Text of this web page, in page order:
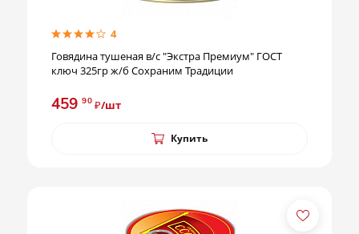
4
Говядина тушеная в/с "Экстра Премиум" ГОСТ
ключ 325гр ж/б Сохраним Традиции
459 90 ₽/шт
Купить